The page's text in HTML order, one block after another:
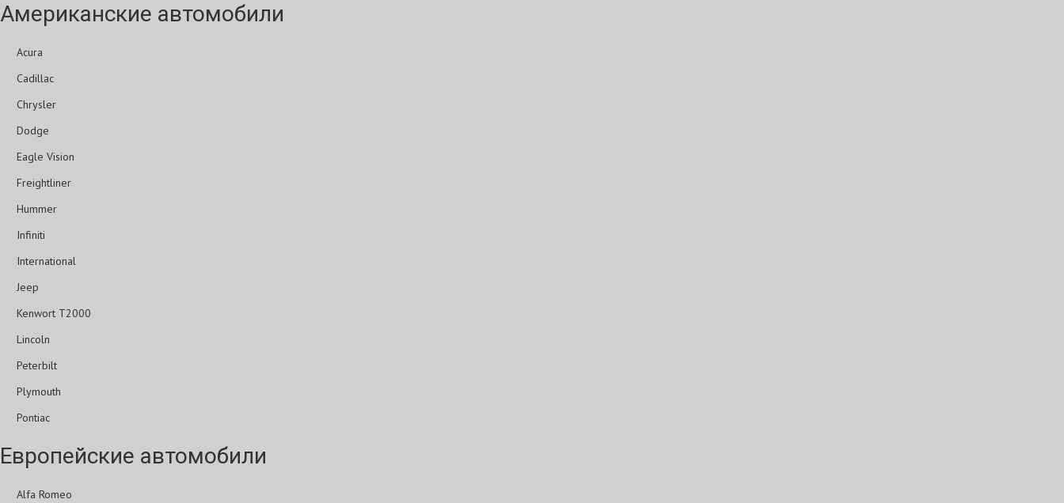
Американские автомобили
Acura
Cadillac
Chrysler
Dodge
Eagle Vision
Freightliner
Hummer
Infiniti
International
Jeep
Kenwort T2000
Lincoln
Peterbilt
Plymouth
Pontiac
Европейские автомобили
Alfa Romeo